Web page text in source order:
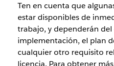
Ten en cuenta que
estar disponibles de
trabajo, y dependerán
implementación, el plan
cualquier otro requisito